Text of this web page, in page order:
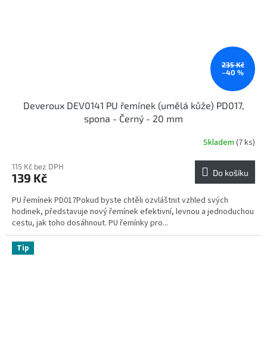
235 Kč
–40 %
Deveroux DEV0141 PU řemínek (umělá kůže) PD017,
spona - Černý - 20 mm
Skladem (7 ks)
115 Kč bez DPH
139 Kč Do košíku
PU řemínek PD017Pokud byste chtěli ozvláštnit vzhled svých
hodinek, představuje nový řemínek efektivní, levnou a jednoduchou
cestu, jak toho dosáhnout. PU řemínky pro...
Tip